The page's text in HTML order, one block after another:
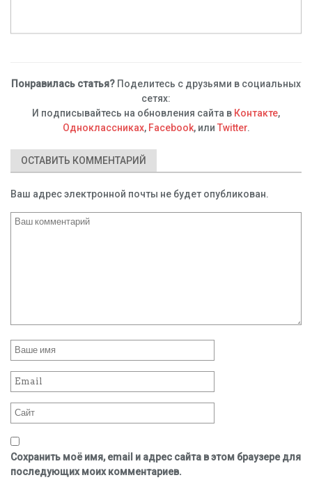
Понравилась статья? Поделитесь с друзьями в социальных
сетях:
И подписывайтесь на обновления сайта в Контакте,
Одноклассниках, Facebook, или Twitter.
ОСТАВИТЬ КОММЕНТАРИЙ
Ваш адрес электронной почты не будет опубликован.
Сохранить моё имя, email и адрес сайта в этом браузере для
последующих моих комментариев.